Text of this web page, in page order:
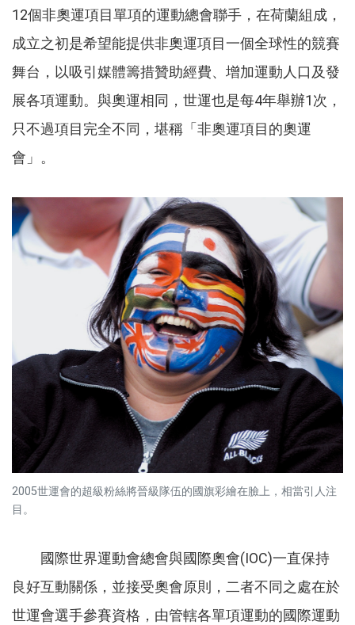
12個非奧運項目單項的運動總會聯手，在荷蘭組成，
成立之初是希望能提供非奧運項目一個全球性的競賽
舞台，以吸引媒體籌措贊助經費、增加運動人口及發
展各項運動。與奧運相同，世運也是每4年舉辦1次，
只不過項目完全不同，堪稱「非奧運項目的奧運
會」。
2005世運會的超級粉絲將晉級隊伍的國旗彩繪在臉上，相當引人注
目。
國際世界運動會總會與國際奧會(IOC)一直保持
良好互動關係，並接受奧會原則，二者不同之處在於
世運會選手參賽資格，由管轄各單項運動的國際運動